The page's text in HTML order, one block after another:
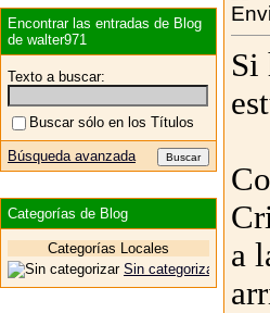
Si
a
Encontrar las entradas de Blog
de walter971
Texto a buscar:
Buscar sólo en los Títulos
Búsqueda avanzada
Categorías de Blog
Categorías Locales
Sin categorizar